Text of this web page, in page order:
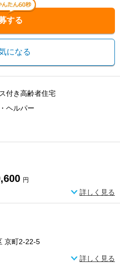
になる
する
付き高齢者住宅
ヘルパー
円
詳しく見る
京町2-22-5
詳しく見る